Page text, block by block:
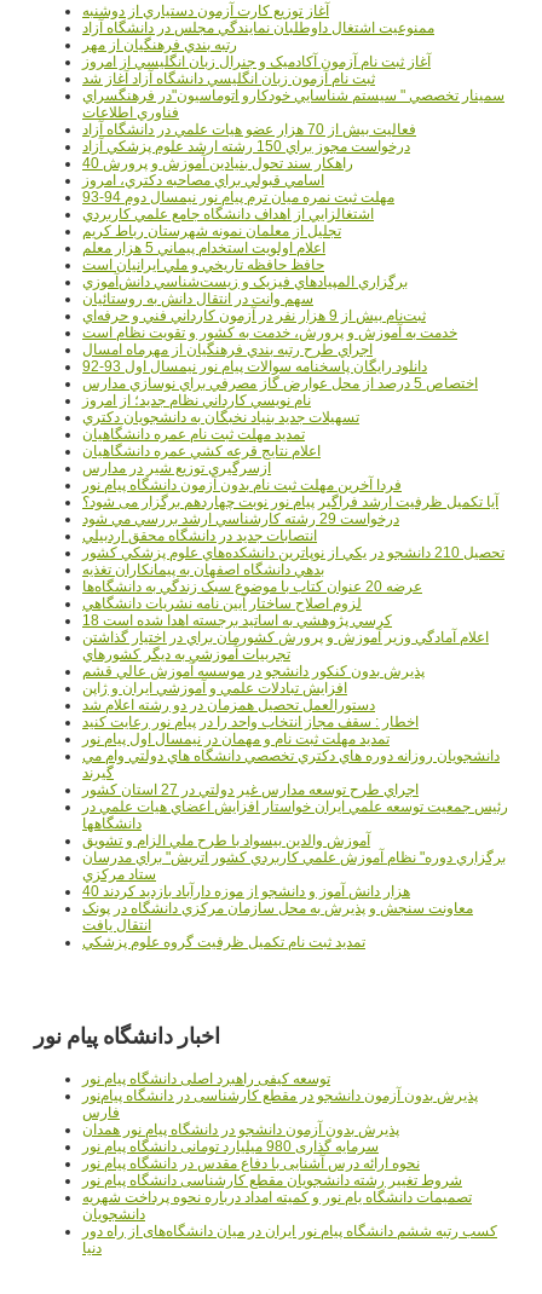
آغاز توزيع کارت آزمون دستياري از دوشنبه
ممنوعيت اشتغال داوطلبان نمايندگي مجلس در دانشگاه آزاد
رتبه بندي فرهنگيان از مهر
آغاز ثبت نام آزمون آکادميک و جنرال زبان انگليسي از امروز
ثبت نام آزمون زبان انگليسي دانشگاه آزاد آغاز شد
سمينار تخصصي " سيستم شناسايي خودکارو اتوماسيون"در فرهنگسراي
فناوري اطلاعات
فعاليت بيش از 70 هزار عضو هيات علمي در دانشگاه آزاد
درخواست مجوز براي 150 رشته ارشد علوم پزشکي آزاد
40 راهکار سند تحول بنيادين آموزش و پرورش
اسامي قبولي براي مصاحبه دکتري، امروز
مهلت ثبت نمره میان ترم پیام نور نیمسال دوم 94-93
اشتغالزايي از اهداف دانشگاه جامع علمي کاربردي
تجليل از معلمان نمونه شهرستان رباط کريم
اعلام اولويت استخدام پيماني 5 هزار معلم
حافظ حافظه تاريخي و ملي ايرانيان است
برگزاري المپيادهاي فيزيک و زيست‌شناسي دانش‌آموزي
سهم وانت در انتقال دانش به روستائيان
ثبت‌نام بيش از 9 هزار نفر در آزمون کارداني فني و حرفه‌اي
خدمت به آموزش و پرورش، خدمت به کشور و تقويت نظام است
اجراي طرح رتبه بندي فرهنگيان از مهرماه امسال
دانلود رایگان پاسخنامه سوالات پیام نور نیمسال اول 93-92
اختصاص 5 درصد از محل عوارض گاز مصرفي براي نوسازي مدارس
نام نويسي کارداني نظام جديد؛ از امروز
تسهيلات جديد بنياد نخبگان به دانشجويان دکتري
تمديد مهلت ثبت نام عمره دانشگاهيان
اعلام نتايج قرعه کشي عمره دانشگاهيان
ازسرگيري توزيع شير در مدارس
فردا آخرین مهلت ثبت نام بدون آزمون دانشگاه پیام نور
آیا تکمیل ظرفیت ارشد فراگیر پیام نور نوبت چهاردهم برگزار می شود؟
درخواست 29 رشته کارشناسي ارشد بررسي مي شود
انتصابات جديد در دانشگاه محقق اردبيلي
تحصيل 210 دانشجو در يکي از نوپاترين دانشکده‌هاي علوم پزشکي کشور
بدهي دانشگاه اصفهان به پيمانکاران تغذيه
عرضه 20 عنوان کتاب با موضوع سبک زندگي به دانشگاه‌ها
لزوم اصلاح ساختار آيين نامه نشريات دانشگاهي
18 کرسي پژوهشي به اساتيد برجسته اهدا شده است
اعلام آمادگي وزير آموزش و پرورش کشورمان براي در اختيار گذاشتن
تجربيات آموزشي به ديگر کشورهاي
پذيرش بدون کنکور دانشجو در موسسه آموزش عالي قشم
افزايش تبادلات علمي و آموزشي ايران و ژاپن
دستورالعمل تحصیل همزمان در دو رشته اعلام شد
اخطار : سقف مجاز انتخاب واحد را در پیام نور رعایت کنید
تمدید مهلت ثبت نام و مهمان در نیمسال اول پیام نور
دانشجويان روزانه دوره هاي دكتري تخصصي دانشگاه هاي دولتي وام مي
گيرند
اجراي طرح توسعه مدارس غير دولتي در 27 استان کشور
رئيس جمعيت توسعه علمي ايران خواستار افزايش اعضاي هيات علمي در
دانشگاهها
آموزش والدين بيسواد با طرح ملي الزام و تشويق
برگزاري دوره" نظام آموزش علمي كاربردي كشور اتريش" براي مدرسان
ستاد مرکزي
40 هزار دانش آموز و دانشجو از موزه دارآباد بازديد کردند
معاونت سنجش و پذيرش به محل سازمان مرکزي دانشگاه در پونک
انتقال يافت
تمديد ثبت نام تکميل ظرفيت گروه علوم پزشکي
اخبار دانشگاه پیام نور
توسعه کیفی راهبرد اصلی دانشگاه پیام نور
پذیرش بدون آزمون دانشجو در مقطع کارشناسی در دانشگاه پیام‌نور
فارس
پذیرش بدون آزمون دانشجو در دانشگاه پیام نور همدان
سرمایه گذاری 980 میلیارد تومانی دانشگاه پیام نور
نحوه ارائه درس آشنایی با دفاع مقدس در دانشگاه پیام نور
شروط تغییر رشته دانشجویان مقطع کارشناسی دانشگاه پیام نور
تصمیمات دانشگاه یام نور و کمیته امداد درباره نحوه پرداخت شهریه
دانشجویان
کسب رتبه ششم دانشگاه پیام نور ایران در میان دانشگاه‌های از راه دور
دنیا